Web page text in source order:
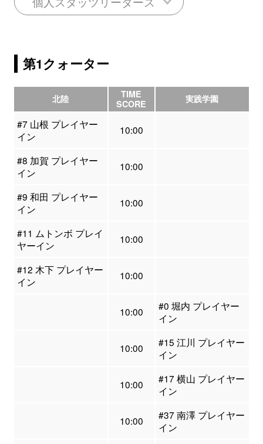
第1クォーター
北陸
TIME
SCORE
実践学園
#7 山根 プレイヤー
イン
10:00
#8 加賀 プレイヤー
イン
10:00
#9 和田 プレイヤー
イン
10:00
#11 ムトンボ プレイ
ヤーイン
10:00
#12 木下 プレイヤー
イン
10:00
10:00
#0 堀内 プレイヤー
イン
10:00
#15 江川 プレイヤー
イン
10:00
#17 横山 プレイヤー
イン
10:00
#37 南澤 プレイヤー
イン